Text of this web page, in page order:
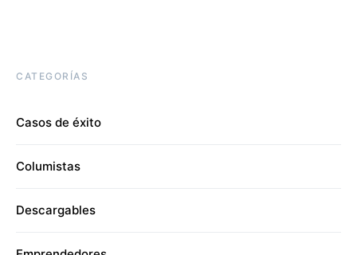
CATEGORÍAS
Casos de éxito
Columistas
Descargables